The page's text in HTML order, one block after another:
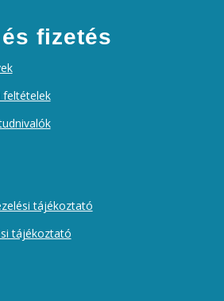
fizetés
feltételek
tájékoztató
tájékoztató